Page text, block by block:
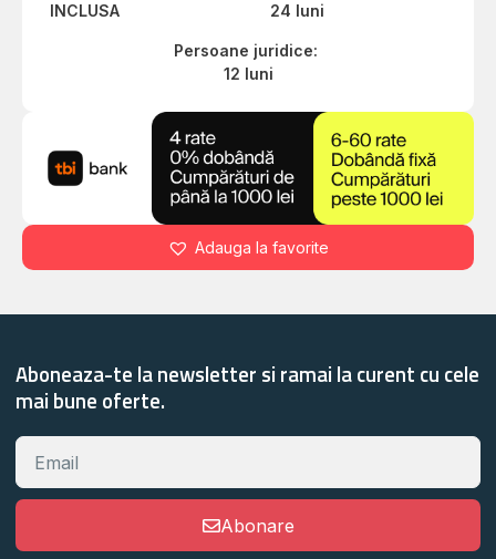
INCLUSA
24 luni
Persoane juridice:
12 luni
Adauga la favorite
Aboneaza-te la newsletter si ramai la curent cu cele
mai bune oferte.
Abonare